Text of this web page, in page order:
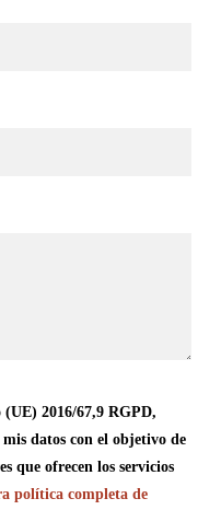
2016/67,9 RGPD,
datos con el objetivo de
que ofrecen los servicios
política completa de